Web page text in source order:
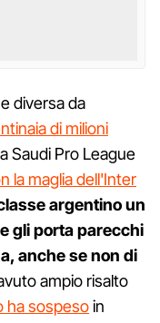
diversa da
di milioni
Saudi Pro League
la maglia dell'Inter
argentino un
gli porta parecchi
anche se non di
ampio risalto
ha sospesoin